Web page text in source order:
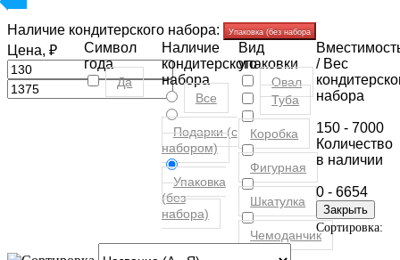
Наличие кондитерского набора: Упаковка (без набора
Цена, ₽
Символ
года
Да
Наличие
кондитерского
набора
Все
Подарки (с
набором)
Упаковка
(без
набора)
Вид
упаковки
Овал
Туба
Коробка
Фигурная
Шкатулка
Чемоданчик
/ Вес
набора
150- 7000
Количество
в наличии
0- 6654
Закрыть
Сортировка: